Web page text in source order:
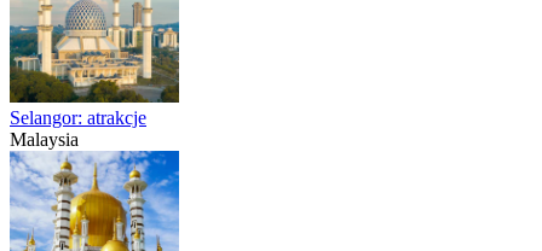
Selangor: atrakcje
Malaysia